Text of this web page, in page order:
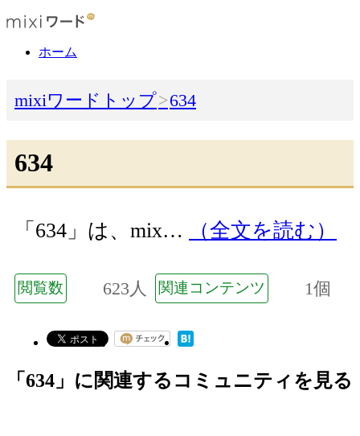
ホーム
mixiワードトップ 634
634
「634」は、mix… （全文を読む）
閲覧数 623人 関連コンテンツ 1個
「634」に関連するコミュニティを見る